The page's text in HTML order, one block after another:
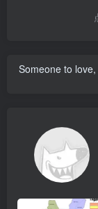
Someone to